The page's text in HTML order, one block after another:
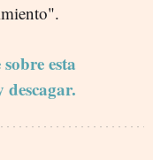
esta
descagar.